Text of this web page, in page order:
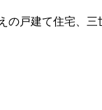
の戸建て住宅、